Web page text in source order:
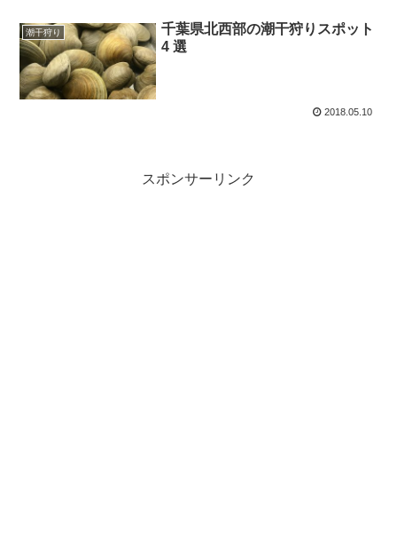
潮干狩り
千葉県北西部の潮干狩りスポット
4 選
2018.05.10
スポンサーリンク